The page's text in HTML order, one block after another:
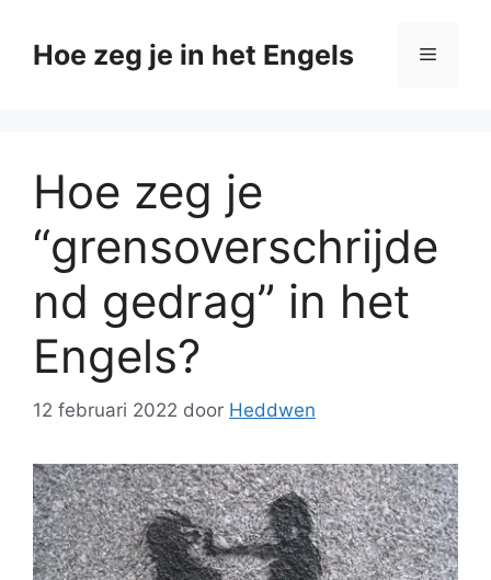
naarHoe zeg je in het Engels Menu
Hoe zeg je
“grensoverschrijde
nd gedrag” in het
Engels?
12 februari 2022 door Heddwen